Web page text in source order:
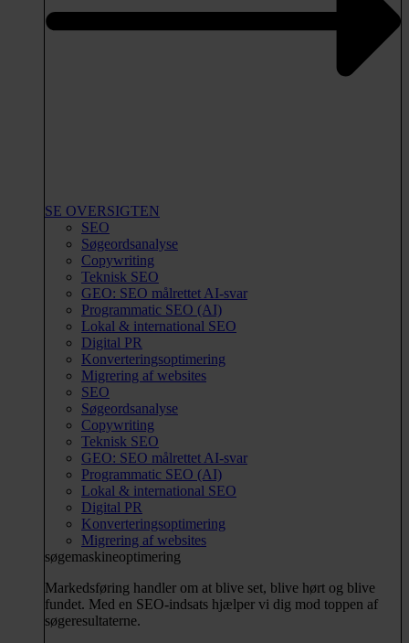
SE OVERSIGTEN
SEO
Søgeordsanalyse
Copywriting
Teknisk SEO
GEO: SEO målrettet AI-svar
Programmatic SEO (AI)
Lokal & international SEO
Digital PR
Konverteringsoptimering
Migrering af websites
SEO
Søgeordsanalyse
Copywriting
Teknisk SEO
GEO: SEO målrettet AI-svar
Programmatic SEO (AI)
Lokal & international SEO
Digital PR
Konverteringsoptimering
Migrering af websites
søgemaskineoptimering
Markedsføring handler om at blive set, blive hørt og blive
fundet. Med en SEO-indsats hjælper vi dig mod toppen af
søgeresultaterne.